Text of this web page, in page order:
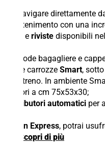
per navigare direttamente
con una
e riviste disponibili
comode bagagliere e
nelle carrozze Smart,
del treno. In ambiente
a cm 75x53x30;
distributori automatici per
Express, potrai
Scopri di più